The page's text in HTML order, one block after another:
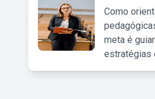
Como
meta é
estratégias